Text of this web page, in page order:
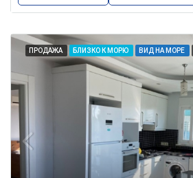
ПРОДАЖА БЛИЗКО К МОРЮ ВИД НА МОРЕ